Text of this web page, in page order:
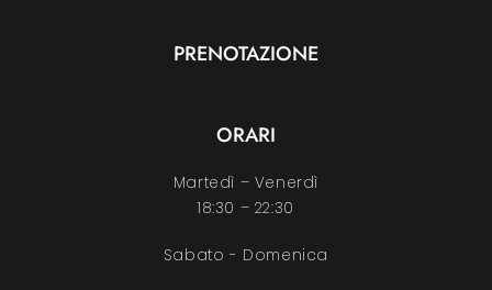
PRENOTAZIONE
ORARI
Martedì – Venerdì
18:30 – 22:30
Sabato - Domenica